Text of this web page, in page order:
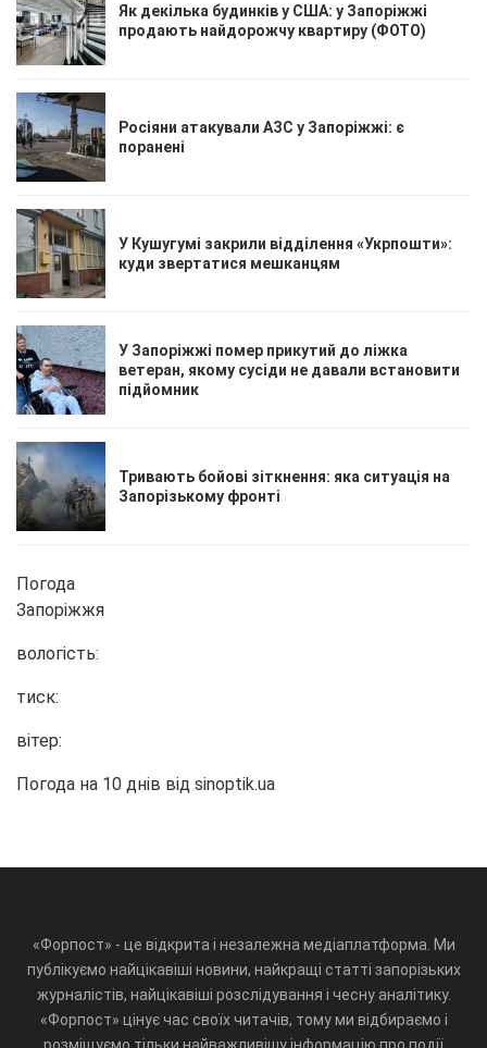
Як декілька будинків у США: у Запоріжжі
продають найдорожчу квартиру (ФОТО)
Росіяни атакували АЗС у Запоріжжі: є
поранені
У Кушугумі закрили відділення «Укрпошти»:
куди звертатися мешканцям
У Запоріжжі помер прикутий до ліжка
ветеран, якому сусіди не давали встановити
підйомник
Тривають бойові зіткнення: яка ситуація на
Запорізькому фронті
Погода
Запоріжжя
вологість:
тиск:
вітер:
Погода на 10 днів від sinoptik.ua
«Форпост» - це відкрита і незалежна медіаплатформа. Ми
публікуємо найцікавіші новини, найкращі статті запорізьких
журналістів, найцікавіші розслідування і чесну аналітику.
«Форпост» цінує час своїх читачів, тому ми відбираємо і
розміщуємо тільки найважливішу інформацію про події